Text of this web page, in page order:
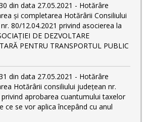
din data 27.05.2021 - Hotărâre
și completarea Hotărârii Consiliului
80/12.04.2021 privind asocierea la
DE DEZVOLTARE
PENTRU TRANSPORTUL PUBLIC
din data 27.05.2021 - Hotărâre
Hotărârii consiliului județean nr.
privind aprobarea cuantumului taxelor
ce se vor aplica începând cu anul